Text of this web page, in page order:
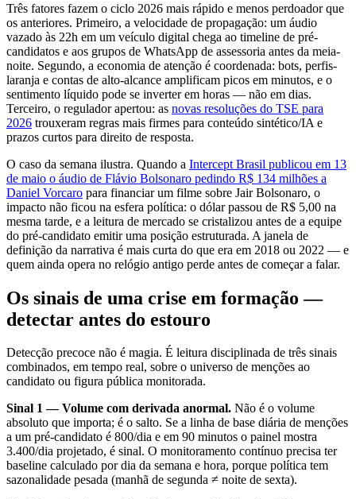
Três fatores fazem o ciclo 2026 mais rápido e menos perdoador que
os anteriores. Primeiro, a velocidade de propagação: um áudio
vazado às 22h em um veículo digital chega ao timeline de pré-
candidatos e aos grupos de WhatsApp de assessoria antes da meia-
noite. Segundo, a economia de atenção é coordenada: bots, perfis-
laranja e contas de alto-alcance amplificam picos em minutos, e o
sentimento líquido pode se inverter em horas — não em dias.
Terceiro, o regulador apertou: as novas resoluções do TSE para
2026 trouxeram regras mais firmes para conteúdo sintético/IA e
prazos curtos para direito de resposta.
O caso da semana ilustra. Quando a Intercept Brasil publicou em 13
de maio o áudio de Flávio Bolsonaro pedindo R$ 134 milhões a
Daniel Vorcaro para financiar um filme sobre Jair Bolsonaro, o
impacto não ficou na esfera política: o dólar passou de R$ 5,00 na
mesma tarde, e a leitura de mercado se cristalizou antes de a equipe
do pré-candidato emitir uma posição estruturada. A janela de
definição da narrativa é mais curta do que era em 2018 ou 2022 — e
quem ainda opera no relógio antigo perde antes de começar a falar.
Os sinais de uma crise em formação —
detectar antes do estouro
Detecção precoce não é magia. É leitura disciplinada de três sinais
combinados, em tempo real, sobre o universo de menções ao
candidato ou figura pública monitorada.
Sinal 1 — Volume com derivada anormal. Não é o volume
absoluto que importa; é o salto. Se a linha de base diária de menções
a um pré-candidato é 800/dia e em 90 minutos o painel mostra
3.400/dia projetado, é sinal. O monitoramento contínuo precisa ter
baseline calculado por dia da semana e hora, porque política tem
sazonalidade pesada (manhã de segunda ≠ noite de sexta).